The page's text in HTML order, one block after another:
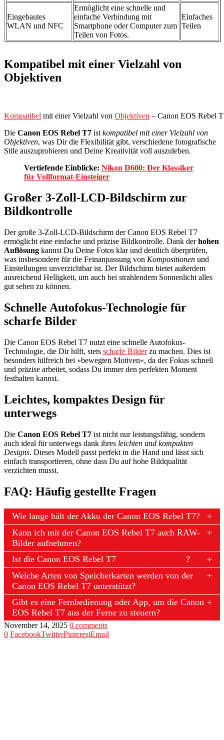
Eingebautes
WLAN und NFC
Ermöglicht eine schnelle und
einfache Verbindung mit
Smartphone oder Computer zum
Teilen von Fotos.
Einfaches
Teilen
Kompatibel mit einer Vielzahl von
Objektiven
Kompatibel mit einer Vielzahl von Objektiven – Canon EOS Rebel
Die Canon EOS Rebel T7 ist kompatibel mit einer Vielzahl von
Objektiven, was Dir die Flexibilität gibt, verschiedene fotografische
Stile auszuprobieren und Deine Kreativität voll auszuleben.
Vertiefende Einblicke: Nikon D600: Der Klassiker
für Vollformat-Einsteiger
Großer 3-Zoll-LCD-Bildschirm zur
Bildkontrolle
Der große 3-Zoll-LCD-Bildschirm der Canon EOS Rebel T7
ermöglicht eine einfache und präzise Bildkontrolle. Dank derhohen
Auflösung kannst Du Deine Fotos klar und deutlich überprüfen,
was insbesondere für die Feinanpassung von Kompositionen und
Einstellungen unverzichtbar ist. Der Bildschirm bietet außerdem
ausreichend Helligkeit, um auch bei strahlendem Sonnenlicht alles
gut sehen zu können.
Schnelle Autofokus-Technologie für
scharfe Bilder
Die Canon EOS Rebel T7 nutzt eine schnelle Autofokus-
Technologie, die Dir hilft, stets scharfe Bilderzu machen. Dies ist
besonders hilfreich bei »bewegten Motiven«, da der Fokus schnell
und präzise arbeitet, sodass Du immer den perfekten Moment
festhalten kannst.
Leichtes, kompaktes Design für
unterwegs
Die Canon EOS Rebel T7 ist nicht nur leistungsfähig, sondern
auch ideal für unterwegs dank ihres leichten und kompakten
Designs. Dieses Modell passt perfekt in die Hand und lässt sich
einfach transportieren, ohne dass Du auf hohe Bildqualität
verzichten musst.
FAQ: Häufig gestellte Fragen
Wie lange hält der Akku der Canon EOS Rebel T7?
Kann ich mit der Canon EOS Rebel T7 auch RAW-
Bilder aufnehmen?
Ist die Canon EOS Rebel T7
?
Welche Arten von Speicherkarten werden von der
Canon EOS Rebel T7 unterstützt?
Gibt es eine Fernbedienung oder App, um die Canon
EOS Rebel T7 aus der Ferne zu steuern?
November 14, 2025 0 comments
0 FacebookTwitterPinterestEmail